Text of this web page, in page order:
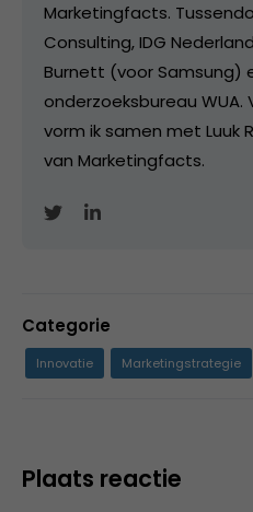
Marketingfacts.
Consulting, IDG
Burnett (voor Samsung)
onderzoeksbureau WUA.
vorm ik samen met Luuk
van Marketingfacts.
Categorie
Innovatie Marketingstrategie
Plaats reactie